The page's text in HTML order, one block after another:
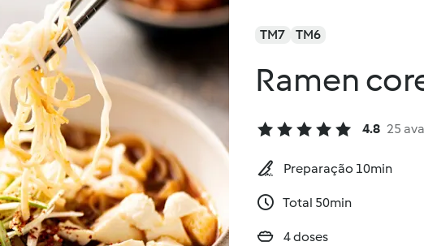
TM7 TM6
Ramen
4.8 25
Preparação 10min
Total 50min
4 doses